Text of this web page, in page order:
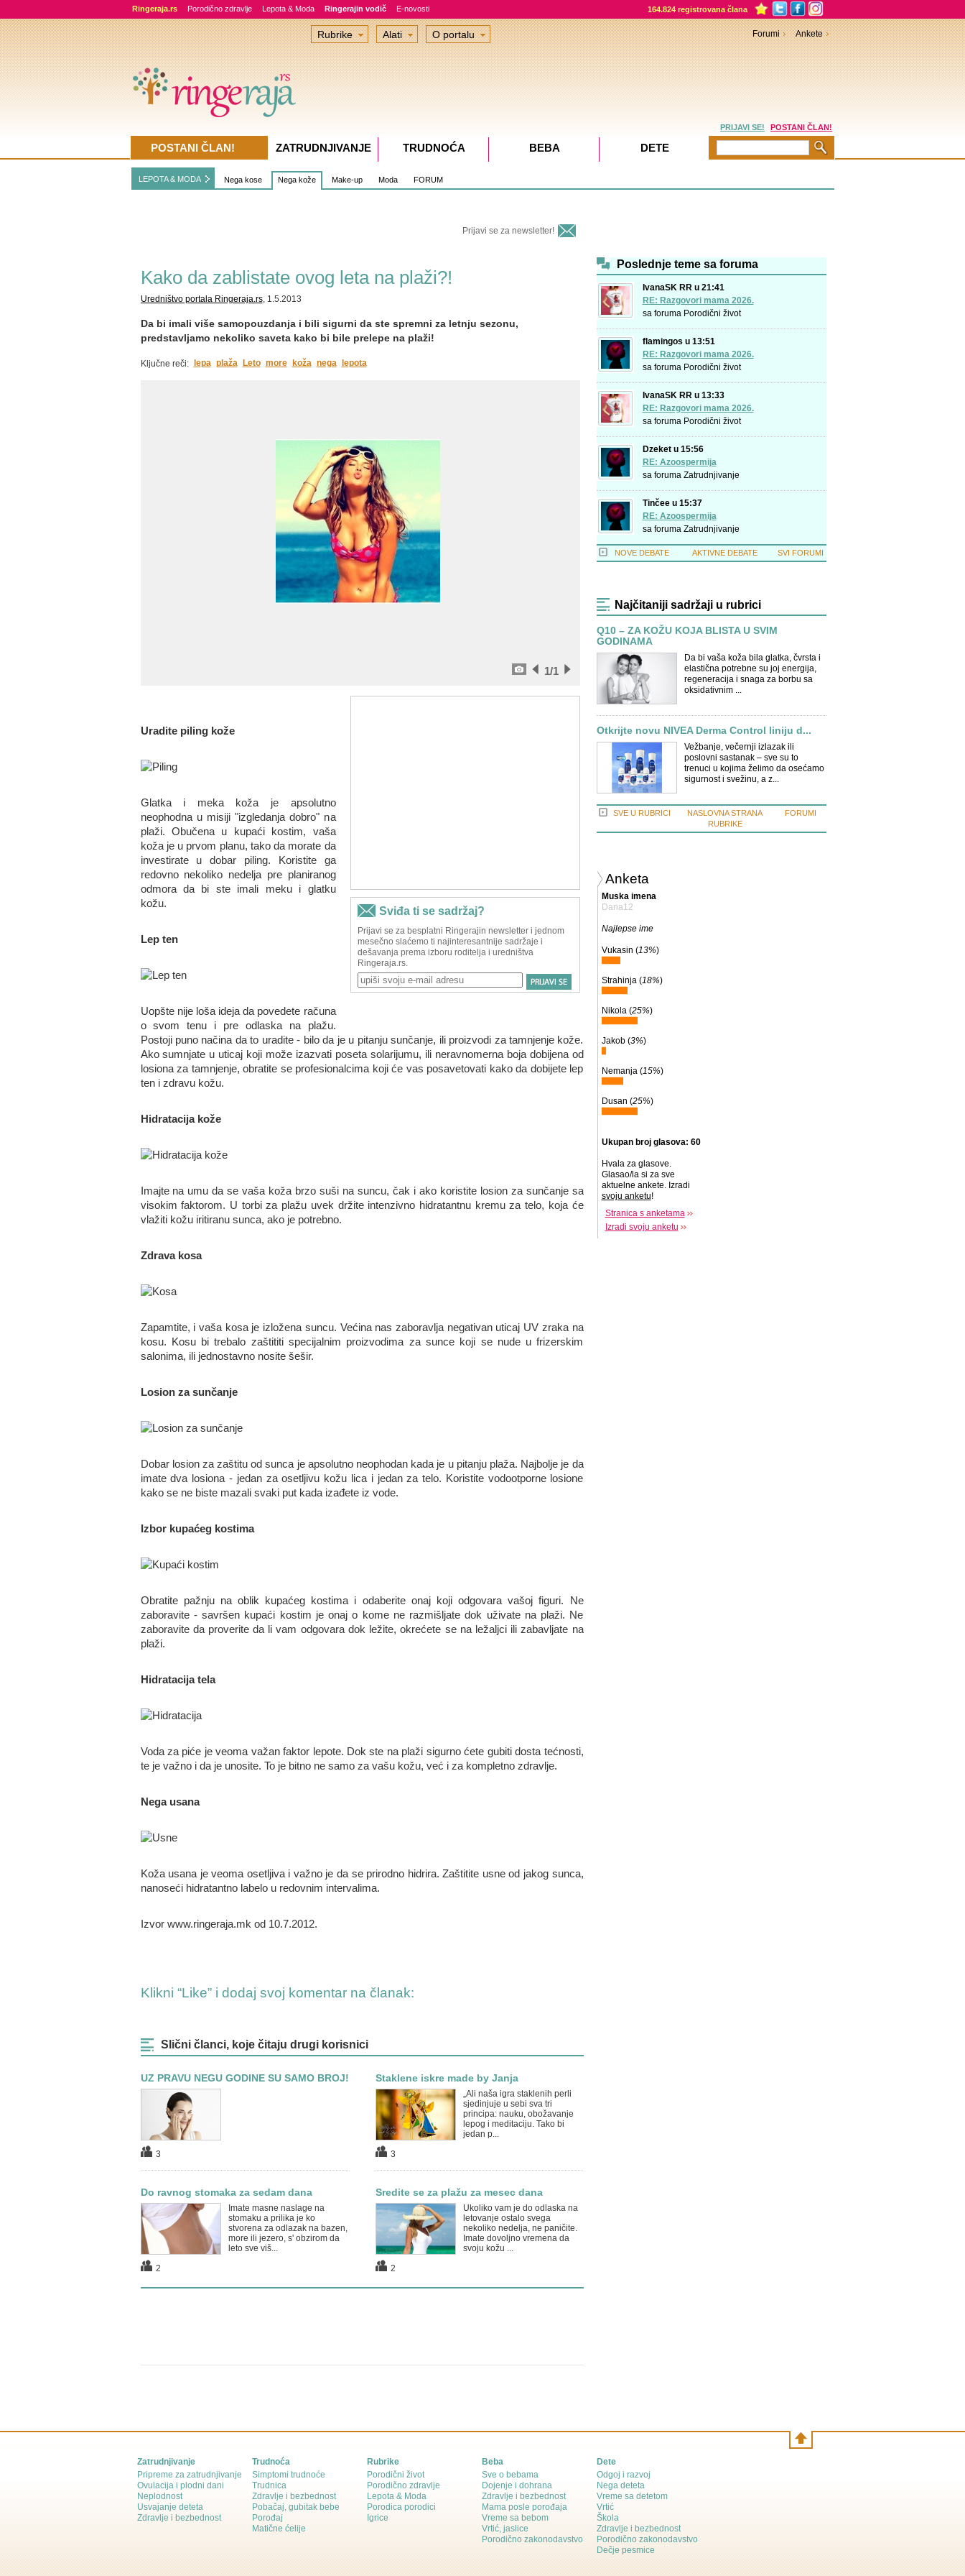
Ringeraja.rs Porodično zdravlje Lepota & Moda Ringerajin vodič E-novosti 164.824 registrovana člana
LEPOTA & MODA Nega kose Nega kože Make-up Moda FORUM
Prijavi se za newsletter!
Kako da zablistate ovog leta na plaži?!
Uredništvo portala Ringeraja.rs, 1.5.2013
Da bi imali više samopouzdanja i bili sigurni da ste spremni za letnju sezonu,
predstavljamo nekoliko saveta kako bi bile prelepe na plaži!
Ključne reči: lepa plaža Leto more koža nega lepota
/1
1
Uradite piling kože
Glatka i meka koža je apsolutno
neophodna u misiji "izgledanja dobro" na
plaži. Obučena u kupaći kostim, vaša
koža je u prvom planu, tako da morate da
investirate u dobar piling. Koristite ga
redovno nekoliko nedelja pre planiranog
odmora da bi ste imali meku i glatku
kožu.
Lep ten
Uopšte nije loša ideja da povedete računa
o svom tenu i pre odlaska na plažu.
Postoji puno načina da to uradite - bilo da je u pitanju sunčanje, ili proizvodi za tamnjenje kože.
Ako sumnjate u uticaj koji može izazvati poseta solarijumu, ili neravnomerna boja dobijena od
losiona za tamnjenje, obratite se profesionalcima koji će vas posavetovati kako da dobijete lep
ten i zdravu kožu.
Hidratacija kože
Imajte na umu da se vaša koža brzo suši na suncu, čak i ako koristite losion za sunčanje sa
visokim faktorom. U torbi za plažu uvek držite intenzivno hidratantnu kremu za telo, koja će
vlažiti kožu iritiranu sunca, ako je potrebno.
Zdrava kosa
Zapamtite, i vaša kosa je izložena suncu. Većina nas zaboravlja negativan uticaj UV zraka na
kosu. Kosu bi trebalo zaštititi specijalnim proizvodima za sunce koji se nude u frizerskim
salonima, ili jednostavno nosite šešir.
Losion za sunčanje
Dobar losion za zaštitu od sunca je apsolutno neophodan kada je u pitanju plaža. Najbolje je da
imate dva losiona - jedan za osetljivu kožu lica i jedan za telo. Koristite vodootporne losione
kako se ne biste mazali svaki put kada izađete iz vode.
Izbor kupaćeg kostima
Obratite pažnju na oblik kupaćeg kostima i odaberite onaj koji odgovara vašoj figuri. Ne
zaboravite - savršen kupaći kostim je onaj o kome ne razmišljate dok uživate na plaži. Ne
zaboravite da proverite da li vam odgovara dok ležite, okrećete se na ležaljci ili zabavljate na
plaži.
Hidratacija tela
Voda za piće je veoma važan faktor lepote. Dok ste na plaži sigurno ćete gubiti dosta tećnosti,
te je važno i da je unosite. To je bitno ne samo za vašu kožu, već i za kompletno zdravlje.
Nega usana
Koža usana je veoma osetljiva i važno je da se prirodno hidrira. Zaštitite usne od jakog sunca,
nanoseći hidratantno labelo u redovnim intervalima.
Izvor www.ringeraja.mk od 10.7.2012.
Klikni “Like” i dodaj svoj komentar na članak:
Slični članci, koje čitaju drugi korisnici
UZ PRAVU NEGU GODINE SU SAMO BROJ!
3
Staklene iskre made by Janja
„Ali naša igra staklenih perli
sjedinjuje u sebi sva tri
principa: nauku, obožavanje
lepog i meditaciju. Tako bi
jedan p...
3
Do ravnog stomaka za sedam dana
Imate masne naslage na
stomaku a prilika je ko
stvorena za odlazak na bazen,
more ili jezero, s' obzirom da
leto sve viš...
2
Sredite se za plažu za mesec dana
Ukoliko vam je do odlaska na
letovanje ostalo svega
nekoliko nedelja, ne paničite.
Imate dovoljno vremena da
svoju kožu ...
2
Poslednje teme sa foruma
IvanaSK RR u 21:41
RE: Razgovori mama 2026.
sa foruma Porodični život
flamingos u 13:51
RE: Razgovori mama 2026.
sa foruma Porodični život
IvanaSK RR u 13:33
RE: Razgovori mama 2026.
sa foruma Porodični život
Dzeket u 15:56
RE: Azoospermija
sa foruma Zatrudnjivanje
Tinčee u 15:37
RE: Azoospermija
sa foruma Zatrudnjivanje
NOVE DEBATE AKTIVNE DEBATE SVI FORUMI
Najčitaniji sadržaji u rubrici
Q10 – ZA KOŽU KOJA BLISTA U SVIM
GODINAMA
Da bi vaša koža bila glatka, čvrsta i
elastična potrebne su joj energija,
regeneracija i snaga za borbu sa
oksidativnim ...
Otkrijte novu NIVEA Derma Control liniju d...
Vežbanje, večernji izlazak ili
poslovni sastanak – sve su to
trenuci u kojima želimo da osećamo
sigurnost i svežinu, a z...
SVE U RUBRICI
NASLOVNA STRANA
RUBRIKE
FORUMI
Anketa
Muska imena
Dana12
Najlepse ime
Vukasin (13%)
Strahinja (18%)
Nikola (25%)
Jakob (3%)
Nemanja (15%)
Dusan (25%)
Ukupan broj glasova: 60
Hvala za glasove.
Glasao/la si za sve
aktuelne ankete. Izradi
svoju anketu!
Stranica s anketama
Izradi svoju anketu
Rubrike Alati O portalu Forumi Ankete
PRIJAVI SE! POSTANI ČLAN!
POSTANI ČLAN! ZATRUDNJIVANJE TRUDNOĆA BEBA DETE
Zatrudnjivanje
Pripreme za zatrudnjivanje
Ovulacija i plodni dani
Neplodnost
Usvajanje deteta
Zdravlje i bezbednost
Trudnoća
Simptomi trudnoće
Trudnica
Zdravlje i bezbednost
Pobačaj, gubitak bebe
Porođaj
Matične ćelije
Rubrike
Porodični život
Porodično zdravlje
Lepota & Moda
Porodica porodici
Igrice
Beba
Sve o bebama
Dojenje i dohrana
Zdravlje i bezbednost
Mama posle porođaja
Vreme sa bebom
Vrtić, jaslice
Porodično zakonodavstvo
Dete
Odgoj i razvoj
Nega deteta
Vreme sa detetom
Vrtić
Škola
Zdravlje i bezbednost
Porodično zakonodavstvo
Dečje pesmice